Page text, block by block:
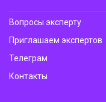
Вопросы эксперту
Приглашаем экспертов
Телеграм
Контакты